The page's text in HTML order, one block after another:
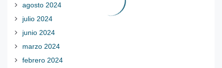
agosto 2024
julio 2024
junio 2024
marzo 2024
febrero 2024